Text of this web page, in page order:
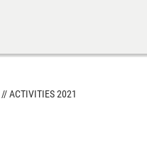
ACTIVITIES 2021